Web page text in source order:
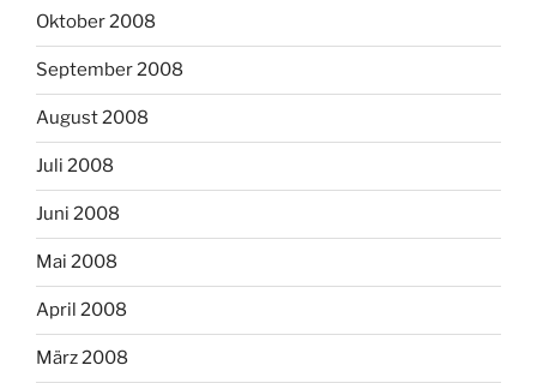
Oktober 2008
September 2008
August 2008
Juli 2008
Juni 2008
Mai 2008
April 2008
März 2008